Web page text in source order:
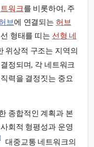
워크를 비롯하여, 주
브에 연결되는 허브
형태를 띠는 선형 네
위상적 구조는 지역의
정되며, 각 네트워크
력을 결정짓는 중요
종합적인 계획과 본
회적 형평성과 운영
대중교통 네트워크의